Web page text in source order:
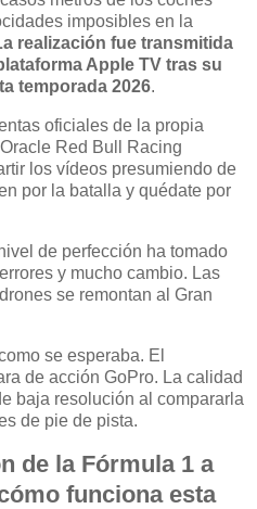
imposibles en la
realización fue transmitida
Apple TV tras su
temporada 2026.
oficiales de la propia
Red Bull Racing
los vídeos presumiendo de
por la batalla y quédate por
de perfección ha tomado
y mucho cambio. Las
se remontan al Gran
se esperaba. El
de acción GoPro. La calidad
baja resolución al compararla
de pie de pista.
de la Fórmula 1 a
funciona esta